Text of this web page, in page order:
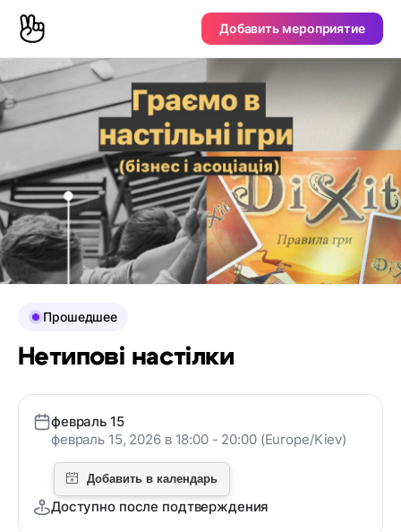
Добавить мероприятие
Прошедшее
Нетипові настілки
февраль 15
февраль 15, 2026 в 18:00 - 20:00 (Europe/Kiev)
Доступно после подтверждения